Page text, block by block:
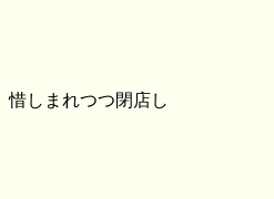
惜しまれつつ閉店し